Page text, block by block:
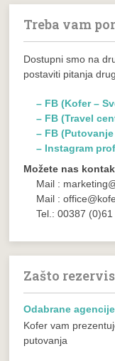
Treba vam
Dostupni smo na
postaviti pitanja
– FB (Kofer –
– FB (Travel
– FB
– Instagram
Možete nas
Mail :
Mail :
Tel.: 00387
Zašto
Odabrane agencije
Kofer vam
putovanja